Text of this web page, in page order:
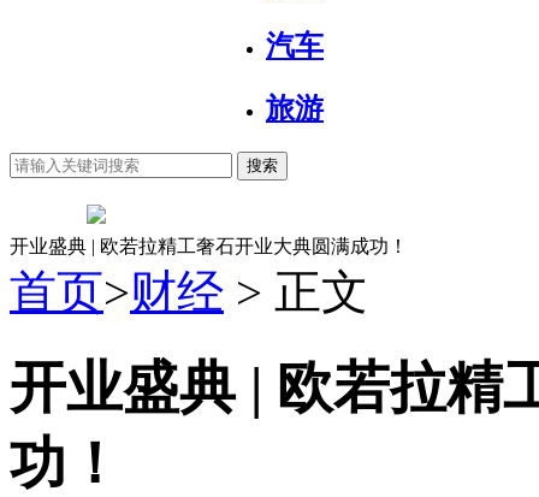
汽车
旅游
搜索
开业盛典 | 欧若拉精工奢石开业大典圆满成功！
首页>财经 > 正文
开业盛典 | 欧若拉精
功！